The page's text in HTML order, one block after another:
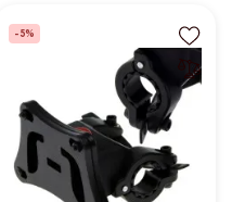
-5%